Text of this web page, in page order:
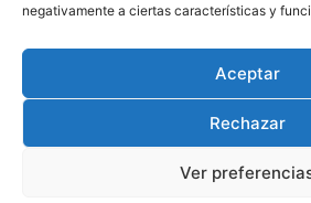
negativamente a ciertas características y
Aceptar
Rechazar
Ver
Política de cookies